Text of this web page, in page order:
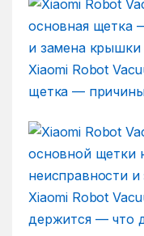
Xiaomi Robot
щетка —
Xiaomi Robot
держится — что